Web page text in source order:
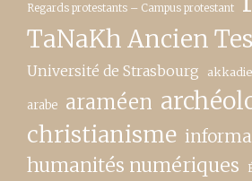
Regards protestants – Campus protestant
TaNaKh Ancien
Université de Strasbourg
arabe araméen
christianisme
humanités numériques